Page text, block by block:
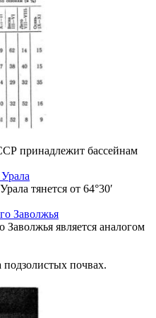
принадлежит бассейнам
тянется от 64°30′
Заволжья
является аналогом
почвах.